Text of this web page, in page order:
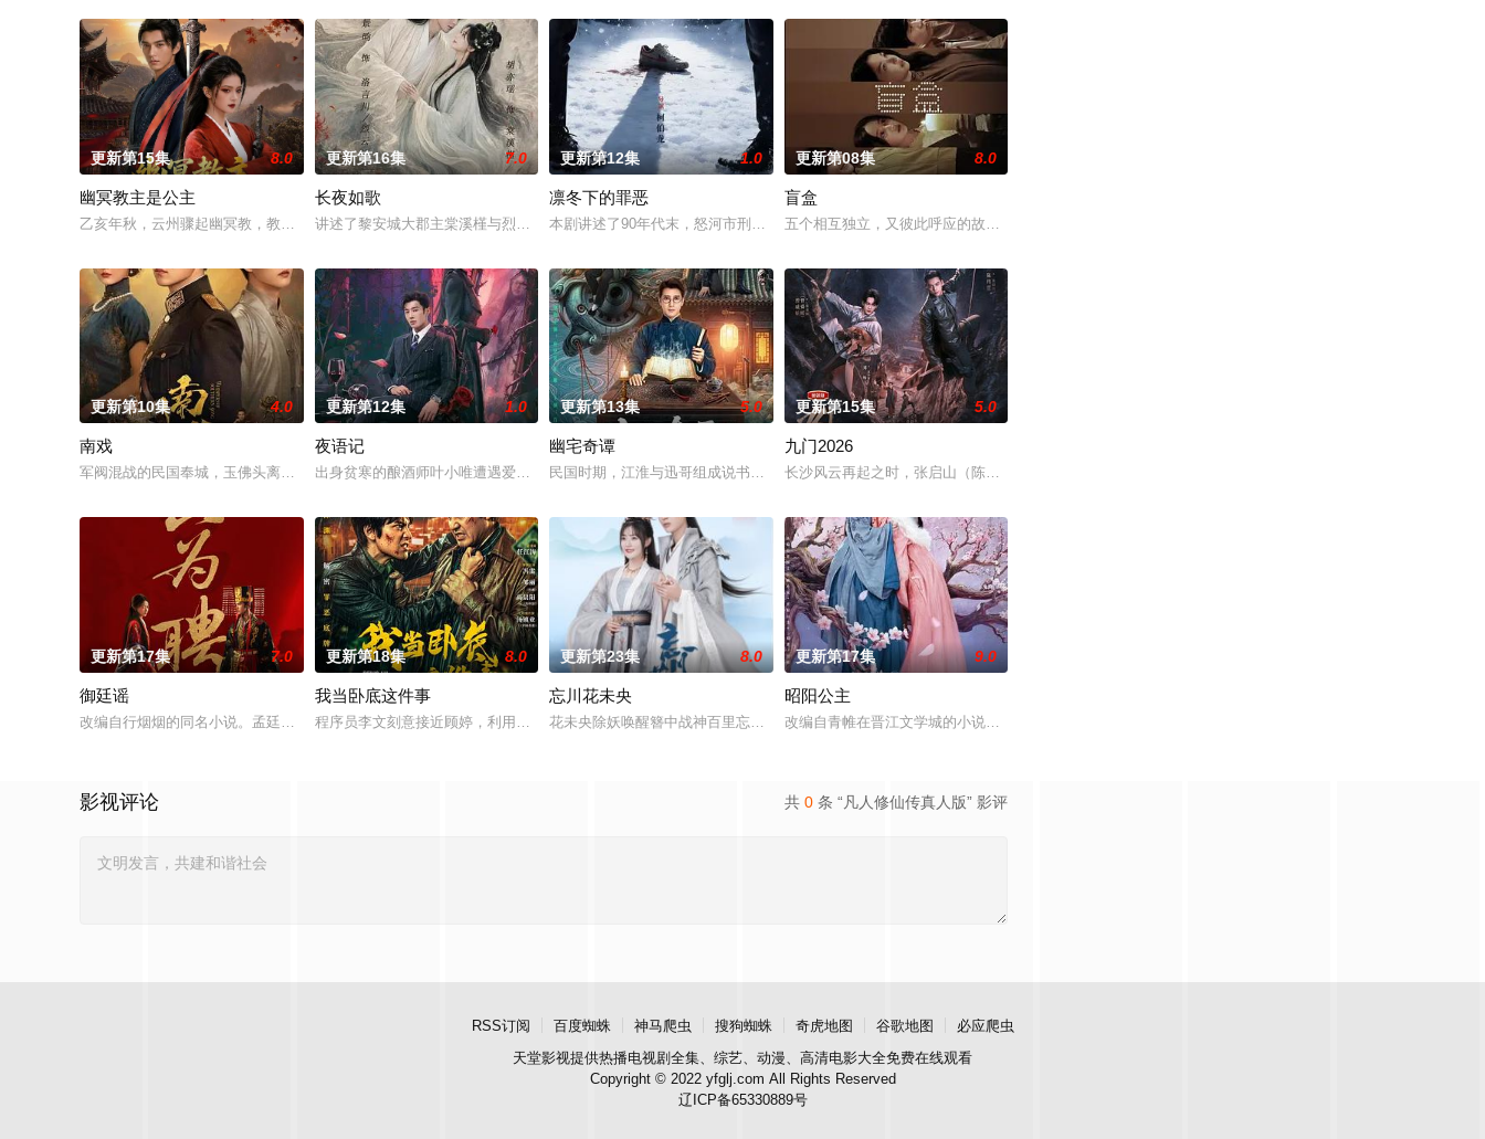
更新第15集 8.0
幽冥教主是公主
乙亥年秋，云州骤起幽冥教，教主独孤晴专杀薄情负心德行有亏之辈。太子夏无双和好兄弟张小峰奉皇
更新第16集 7.0
长夜如歌
讲述了黎安城大郡主棠溪槿与烈云峥之间曲折动人的情感，以及他们在复杂局势中坚守初心、勇敢面对
更新第12集 1.0
凛冬下的罪恶
本剧讲述了90年代末，怒河市刑侦支队在无普及监控、无DNA鉴定技术的支持下，通过摸排、勘查
更新第08集 8.0
盲盒
五个相互独立，又彼此呼应的故事——用一场精心策划的“夏令营”完成复仇的受害者；临终前与遗憾
更新第10集 4.0
南戏
军阀混战的民国奉城，玉佛头离奇失窃，戏班主横尸戏台，将冷血少帅许又安与昆曲名伶荣筱楠推向不
更新第12集 1.0
夜语记
出身贫寒的酿酒师叶小唯遭遇爱人程桉、恩师林晚媚的双重背叛。她从恨意中涅槃重生，借私生女桑落
更新第13集 5.0
幽宅奇谭
民国时期，江淮与迅哥组成说书班子，偶遇“白天人住屋，晚上鬼占房”的阴阳宅，江淮被掳走配“阴
更新第15集 5.0
九门2026
长沙风云再起之时，张启山（陈伟霆 饰）与吴老狗（曾舜晞 饰）强强联手，携手霍仙姑（陈瑶 饰
更新第17集 7.0
御廷谣
改编自行烟烟的同名小说。孟廷辉，大平王朝有史以来个以女子进士科三元及第入翰林院的奇女子。十
更新第18集 8.0
我当卧底这件事
程序员李文刻意接近顾婷，利用顾炎女儿奴的属性，请求老炮儿顾炎带自己用程序员身份卧底电诈集团
更新第23集 8.0
忘川花未央
花未央除妖唤醒簪中战神百里忘川元神，二人共感相连，一同寻仙草修复肉身。未央动心，却不知自身
更新第17集 9.0
昭阳公主
改编自青帷在晋江文学城的小说《平阳公主》。
共 0 条 “凡人修仙传真人版” 影评
影视评论
RSS订阅 百度蜘蛛 神马爬虫 搜狗蜘蛛 奇虎地图 谷歌地图
必应爬虫
天堂影视提供热播电视剧全集、综艺、动漫、高清电影大全免费在线观看
Copyright © 2022 yfglj.com All Rights Reserved
辽ICP备65330889号